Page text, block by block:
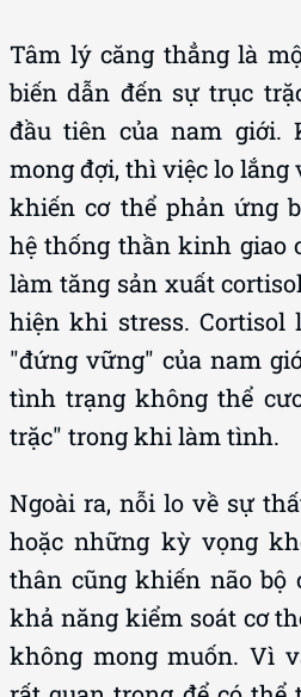
Tâm lý căng thẳng là
biến dẫn đến sự trục
đầu tiên của nam
mong đợi, thì việc lo lắng
khiến cơ thể phản ứng
hệ thống thần kinh giao
làm tăng sản xuất
hiện khi stress. Cortisol
"đứng vững" của nam
tình trạng không thể
trặc" trong khi làm tình.
Ngoài ra, nỗi lo về sự
hoặc những kỳ vọng
thân cũng khiến não bộ
khả năng kiểm soát cơ
không mong muốn. Vì